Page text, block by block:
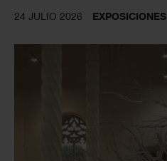
24 JULIO 2026 EXPOSICIONES